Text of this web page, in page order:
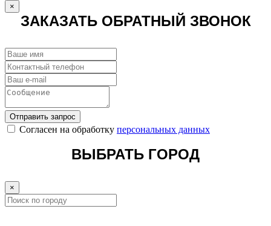
×
ЗАКАЗАТЬ ОБРАТНЫЙ ЗВОНОК
Отправить запрос
Cогласен на обработку персональных данных
ВЫБРАТЬ ГОРОД
×